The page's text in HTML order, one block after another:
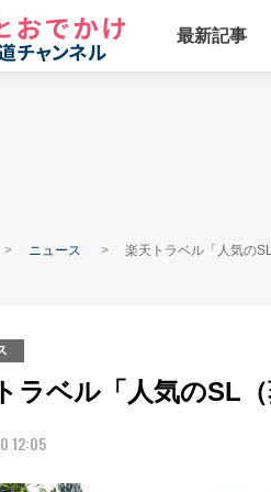
最新記事
ニュース 楽天トラベル「人気の
ラベル「人気のSL
12:05